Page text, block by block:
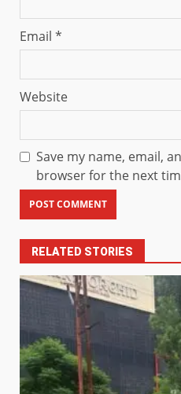
Email *
Website
Save my name, email,
browser for the next
RELATED STORIES